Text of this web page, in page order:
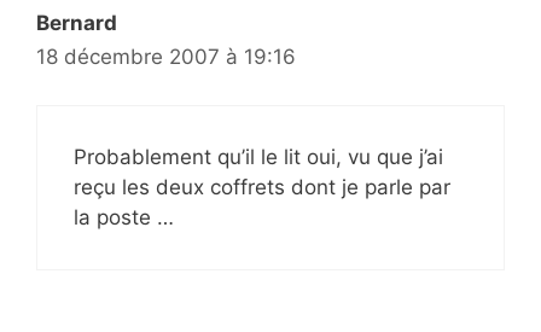
Bernard
18 décembre 2007 à 19:16
Probablement qu’il le lit oui, vu que j’ai
reçu les deux coffrets dont je parle par
la poste …